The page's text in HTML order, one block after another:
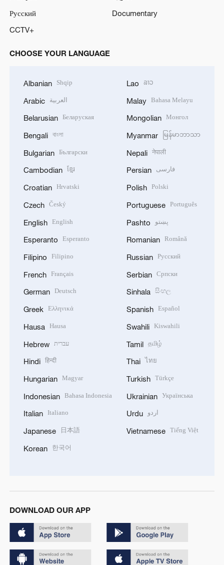
Русский
Documentary
CCTV+
CHOOSE YOUR LANGUAGE
Albanian Shqip
Arabic العربية
Belarusian Беларуская
Bengali বাংলা
Bulgarian Български
Cambodian ខ្មែរ
Croatian Hrvatski
Czech Český
English English
Esperanto Esperanto
Filipino Filipino
French Français
German Deutsch
Greek Ελληνικά
Hausa Hausa
Hebrew עברית
Hindi हिन्दी
Hungarian Magyar
Indonesian Bahasa Indonesia
Italian Italiano
Japanese 日本語
Korean 한국어
Lao ລາວ
Malay Bahasa Melayu
Mongolian Монгол
Myanmar မြန်မာဘာသာ
Nepali नेपाली
Persian فارسی
Polish Polski
Portuguese Português
Pashto پښتو
Romanian Română
Russian Русский
Serbian Српски
Sinhala සිංහල
Spanish Español
Swahili Kiswahili
Tamil தமிழ்
Thai ไทย
Turkish Türkçe
Ukrainian Українська
Urdu اردو
Vietnamese Tiếng Việt
DOWNLOAD OUR APP